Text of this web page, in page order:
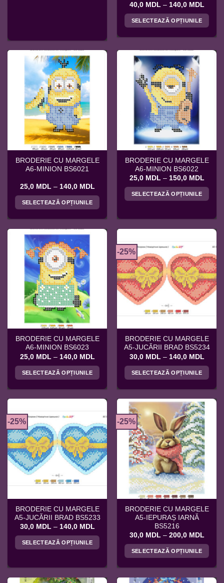
40,0 MDL – 140,0 MDL
40,0
la
SELECTEAZĂ OPȚIUNILE
are
mai
multe
variații.
Opțiunile
pot
fi
alese
în
pagina
produsului.
BRODERIE CU MARGELE
A6-MINION BS6021
25,0 MDL – 140,0 MDLInterval
prețuri:
25,0 MDL
la
SELECTEAZĂ OPȚIUNILE
are
mai
multe
variații.
Opțiunile
pot
fi
alese
în
pagina
produsului.
BRODERIE CU MARGELE
A6-MINION BS6022
25,0 MDL – 150,0 MDL
25,0
SELECTEAZĂ OPȚIUNILE
multe
variații.
Opțiunile
pot
în
BRODERIE CU MARGELE
A6-MINION BS6023
25,0 MDL – 140,0 MDL
prețuri:
până
la
SELECTEAZĂ OPȚIUNILE
mai
multe
variații.
Opțiunile
pot
alese
pagina
produsului.
-25%
BRODERIE CU MARGELE
A5-JUCĂRII BRAD BS5234
30,0 MDL – 140,0 MDL
până
la
SELECTEAZĂ OPȚIUNILE
are
mai
multe
variații.
Opțiunile
pot
fi
alese
în
pagina
produsului.
-25%
BRODERIE CU MARGELE
A5-JUCĂRII BRAD BS5233
30,0 MDL – 140,0 MDLInterval
prețuri:
30,0 MDL
140,0 MDL
SELECTEAZĂ OPȚIUNILE
-25%
BRODERIE CU MARGELE
A5-IEPURAȘ IARNĂ
BS5216
30,0 MDL – 200,0 MDL
30,0
la
SELECTEAZĂ OPȚIUNILE